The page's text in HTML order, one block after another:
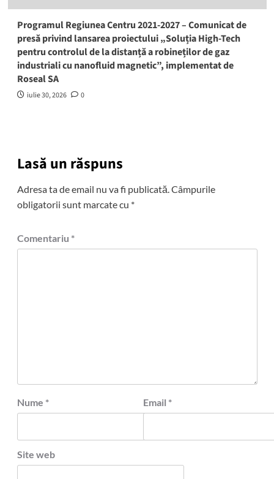
Programul Regiunea Centru 2021-2027 – Comunicat de
presă privind lansarea proiectului „Soluția High‑Tech
pentru controlul de la distanță a robineților de gaz
industriali cu nanofluid magnetic”, implementat de
Roseal SA
iulie 30, 2026 0
Lasă un răspuns
Adresa ta de email nu va fi publicată.Câmpurile
obligatorii sunt marcate cu *
Comentariu *
Nume * Email *
Site web